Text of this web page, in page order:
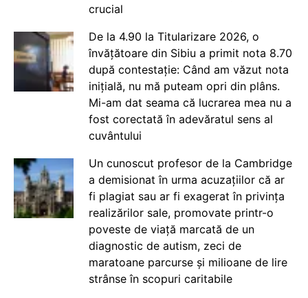
crucial
De la 4.90 la Titularizare 2026, o
învățătoare din Sibiu a primit nota 8.70
după contestație: Când am văzut nota
inițială, nu mă puteam opri din plâns.
Mi-am dat seama că lucrarea mea nu a
fost corectată în adevăratul sens al
cuvântului
Un cunoscut profesor de la Cambridge
a demisionat în urma acuzațiilor că ar
fi plagiat sau ar fi exagerat în privința
realizărilor sale, promovate printr-o
poveste de viață marcată de un
diagnostic de autism, zeci de
maratoane parcurse și milioane de lire
strânse în scopuri caritabile